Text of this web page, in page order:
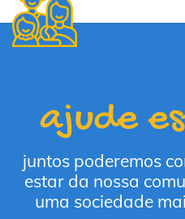
ajude
juntos poderemos
estar da nossa
uma sociedade